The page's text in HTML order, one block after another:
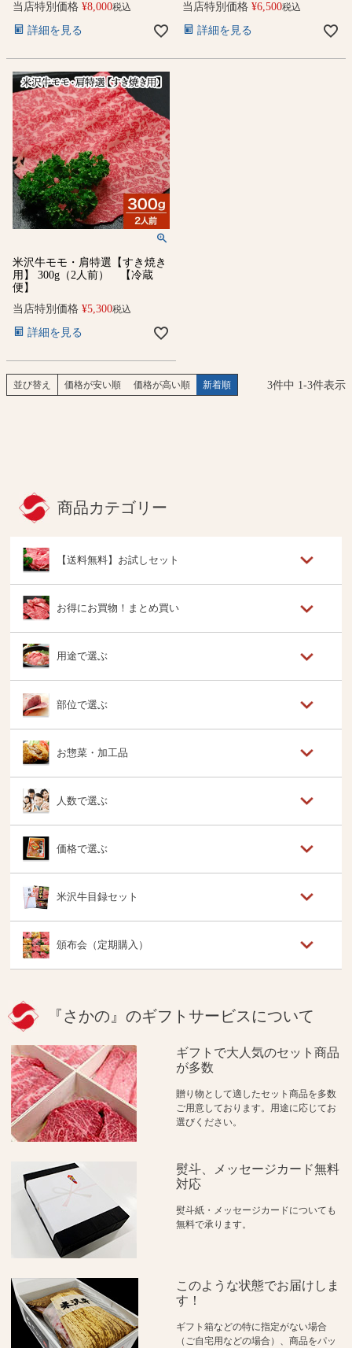
当店特別価格 ¥8,000税込
詳細を見る
当店特別価格 ¥6,500税込
詳細を見る
米沢牛モモ・肩特選【すき焼き
用】 300g（2人前） 【冷蔵
便】
当店特別価格 ¥5,300税込
詳細を見る
並び替え 価格が安い順 価格が高い順 新着順 3件中 1-3件表示
商品カテゴリー
【送料無料】お試しセット
お得にお買物！まとめ買い
用途で選ぶ
部位で選ぶ
お惣菜・加工品
人数で選ぶ
価格で選ぶ
米沢牛目録セット
頒布会（定期購入）
『さかの』のギフトサービスについて
ギフトで大人気のセット商品
が多数
贈り物として適したセット商品を多数
ご用意しております。用途に応じてお
選びください。
熨斗、メッセージカード無料
対応
熨斗紙・メッセージカードについても
無料で承ります。
このような状態でお届けしま
す！
ギフト箱などの特に指定がない場合
（ご自宅用などの場合）、商品をパッ